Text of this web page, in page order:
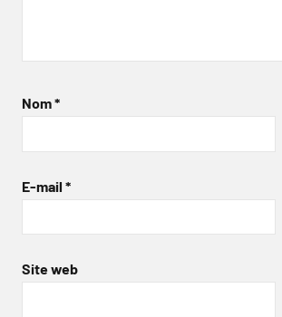
Nom*
E-mail *
Site web